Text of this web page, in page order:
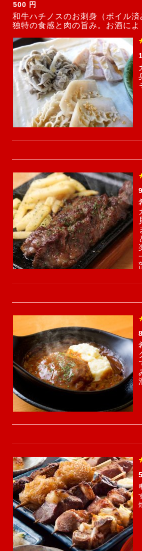
500 円
和牛ハチノスのお刺身（ボイル済
独特の食感と肉の旨み。お酒によ